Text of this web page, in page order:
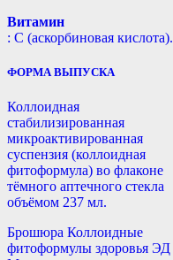
Витамин
: С (аскорбиновая кислота).
ФОРМА ВЫПУСКА
Коллоидная
стабилизированная
микроактивированная
суспензия (коллоидная
фитоформула) во флаконе
тёмного аптечного стекла
объёмом 237 мл.
Брошюра Коллоидные
фитоформулы здоровья ЭД